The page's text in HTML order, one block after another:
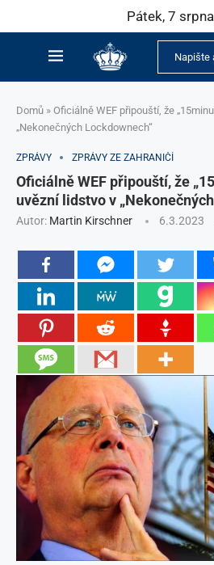
Pátek, 7
Domů » Oficiálně WEF připouští, že
„Nekonečných Lockdownech“
ZPRÁVY ZPRÁVY ZE ZAHRANIČÍ
Oficiálně WEF připouští, že
uvězní lidstvo v
Autor: Martin Kirschner 6.3.2023